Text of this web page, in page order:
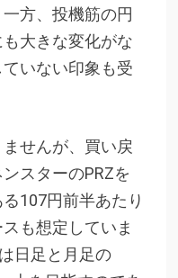
方、投機筋の円
大きな変化がな
いない印象も受
せんが、買い戻
スターのPRZを
107円前半あたり
も想定していま
日足と月足の